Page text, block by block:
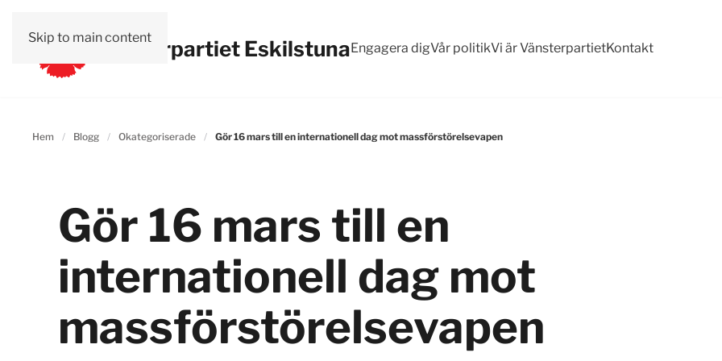
Skip to main contentVänsterpartiet EskilstunaEngagera digVår politikVi är VänsterpartietKontakt
Hem Blogg Okategoriserade Gör 16 mars till en internationell dag mot massförstörelsevapen
Gör 16 mars till en
internationell dag mot
massförstörelsevapen